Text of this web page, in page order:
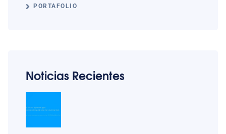
PORTAFOLIO
Noticias Recientes